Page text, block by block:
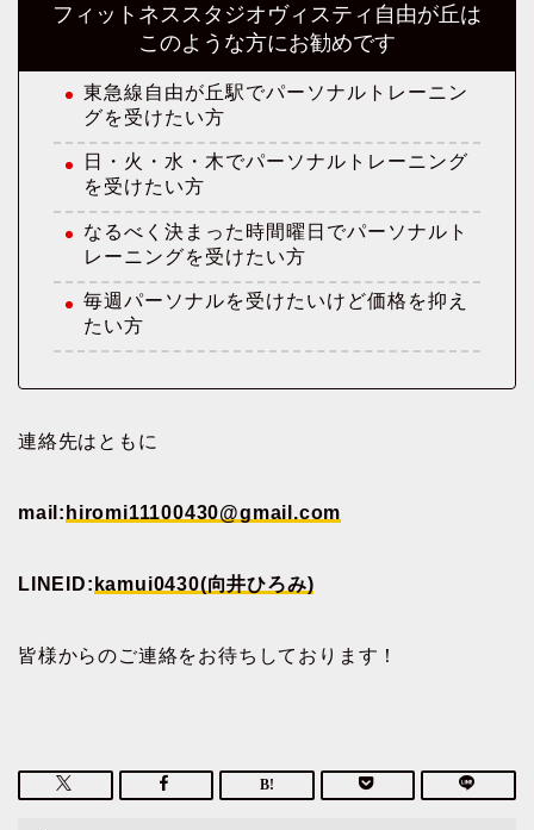
フィットネススタジオヴィスティ自由が丘は
このような方にお勧めです
東急線自由が丘駅でパーソナルトレーニン
グを受けたい方
日・火・水・木でパーソナルトレーニング
を受けたい方
なるべく決まった時間曜日でパーソナルト
レーニングを受けたい方
毎週パーソナルを受けたいけど価格を抑え
たい方
連絡先はともに
mail: hiromi11100430@gmail.com
LINEID: kamui0430(向井ひろみ)
皆様からのご連絡をお待ちしております！